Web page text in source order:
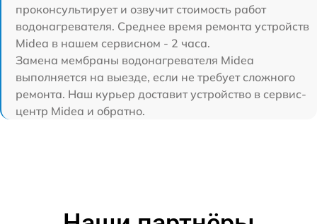
проконсультирует и озвучит стоимость работ
водонагревателя. Среднее время ремонта устройств
Midea в нашем сервисном - 2 часа.
Замена мембраны водонагревателя Midea
выполняется на выезде, если не требует сложного
ремонта. Наш курьер доставит устройство в сервис-
центр Midea и обратно.